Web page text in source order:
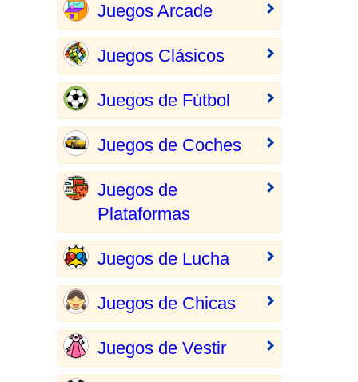
Juegos Arcade
Juegos Clásicos
Juegos de Fútbol
Juegos de Coches
Juegos de
Plataformas
Juegos de Lucha
Juegos de Chicas
Juegos de Vestir